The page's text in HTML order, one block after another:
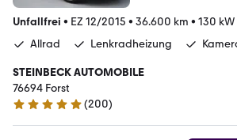
Unfallfrei • EZ 12/2015 • 36.600 km • 130 kW
Allrad
Lenkradheizung
STEINBECK AUTOMOBILE
76694 Forst
4.8 Sterne
(200)